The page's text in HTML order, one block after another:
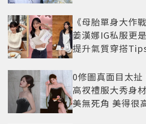
《母胎單身大作
姜漢娜IG私服更
提升氣質穿搭
0修圖真面目太
高衩禮服大秀身
美無死角 美得很